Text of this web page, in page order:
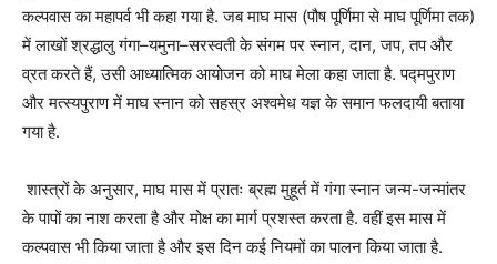
कल्पवास का महापर्व भी कहा गया है. जब माघ मास (पौष पूर्णिमा से माघ पूर्णिमा तक)
में लाखों श्रद्धालु गंगा–यमुना–सरस्वती के संगम पर स्नान, दान, जप, तप और
व्रत करते हैं, उसी आध्यात्मिक आयोजन को माघ मेला कहा जाता है. पद्मपुराण
और मत्स्यपुराण में माघ स्नान को सहस्र अश्वमेध यज्ञ के समान फलदायी बताया
गया है.
शास्त्रों के अनुसार, माघ मास में प्रातः ब्रह्म मुहूर्त में गंगा स्नान जन्म-जन्मांतर
के पापों का नाश करता है और मोक्ष का मार्ग प्रशस्त करता है. वहीं इस मास में
कल्पवास भी किया जाता है और इस दिन कई नियमों का पालन किया जाता है.